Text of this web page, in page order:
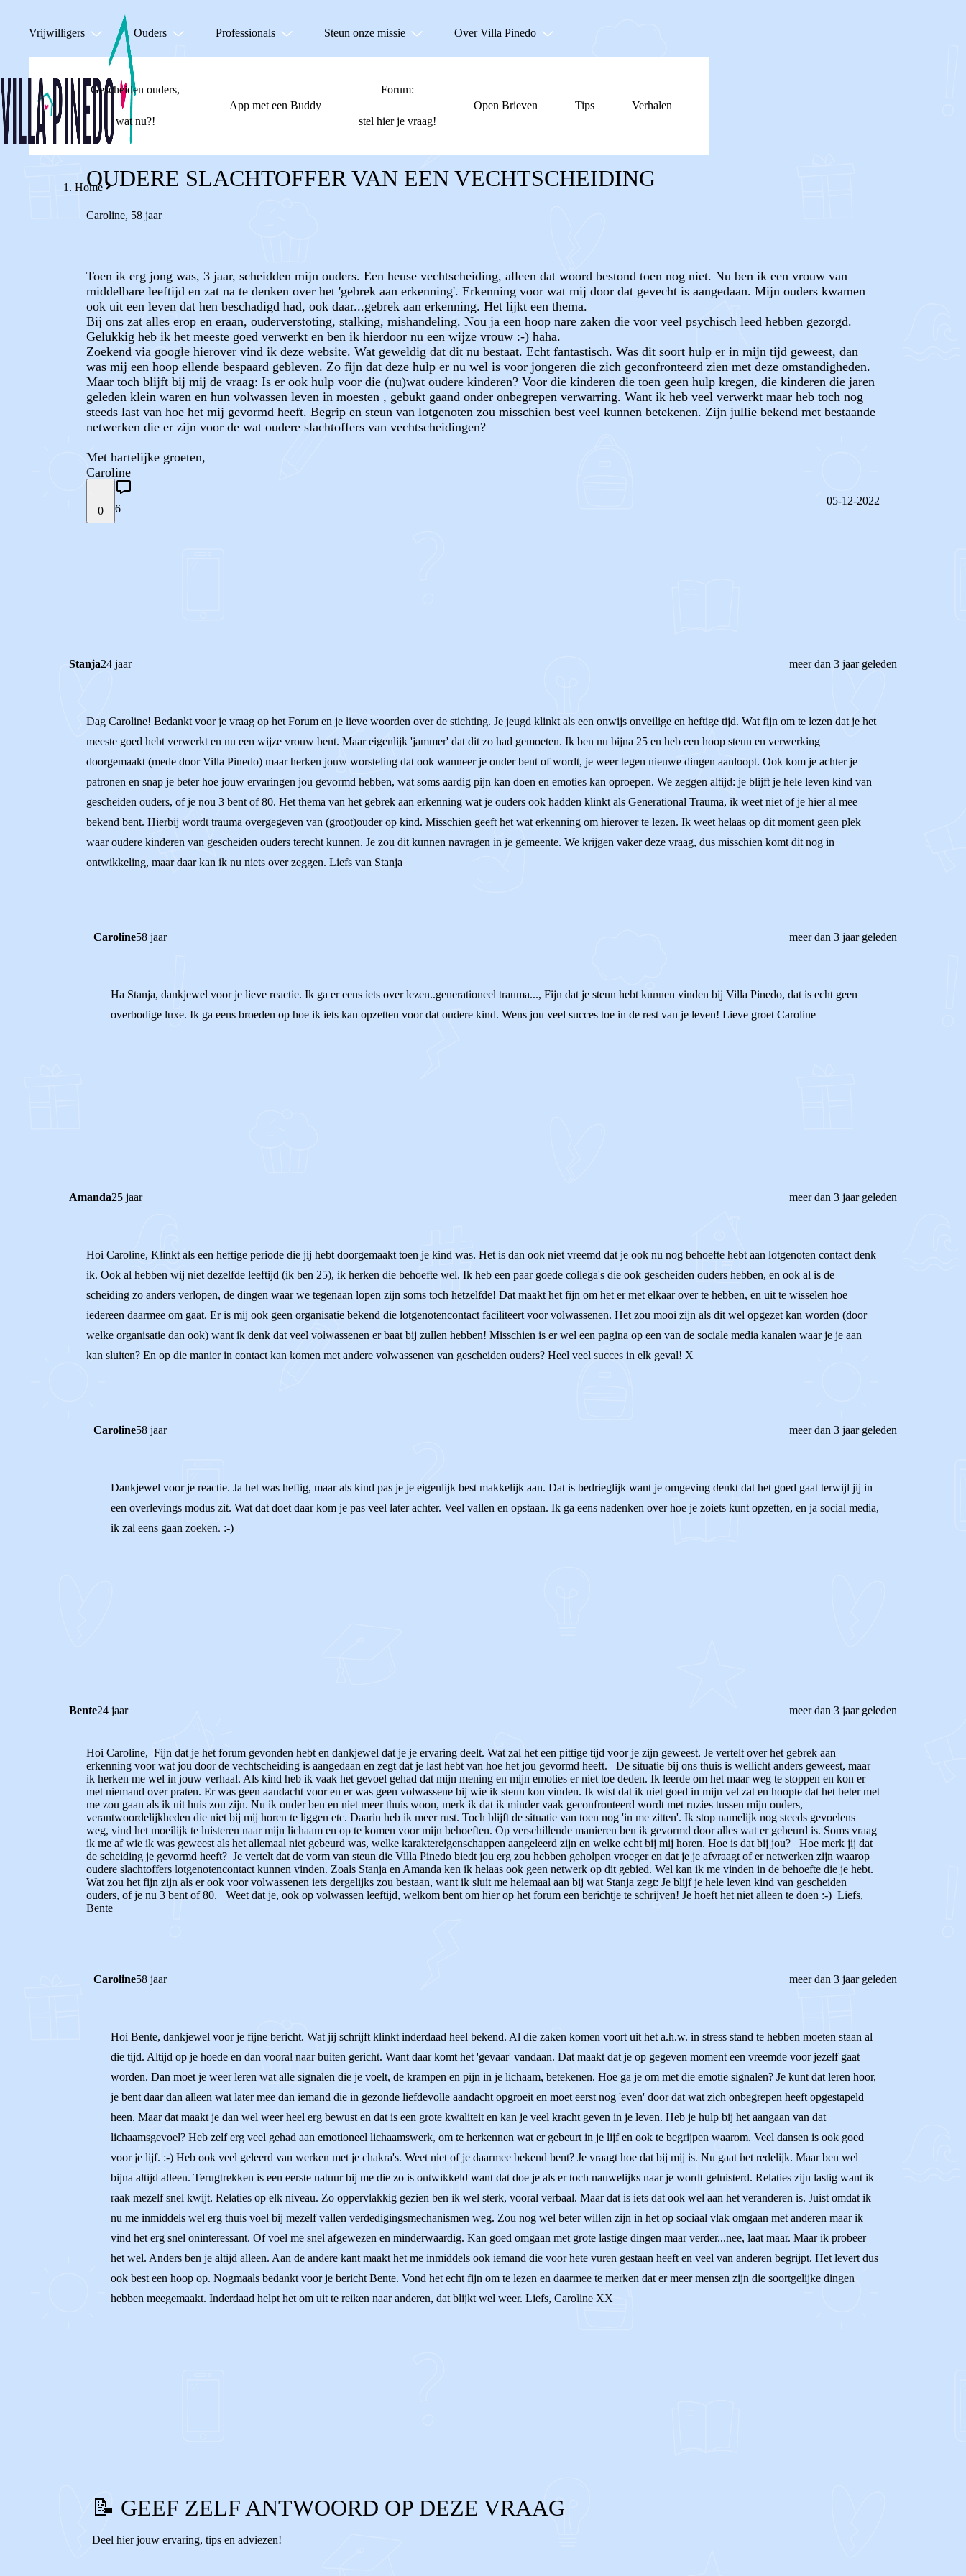
Vrijwilligers Ouders Professionals Steun onze missie Over Villa Pinedo
Gescheiden ouders,
wat nu?!
App met een Buddy
Forum:
stel hier je vraag!
Open Brieven Tips Verhalen
Home
OUDERE SLACHTOFFER VAN EEN VECHTSCHEIDING
Caroline, 58 jaar
Toen ik erg jong was, 3 jaar, scheidden mijn ouders. Een heuse vechtscheiding, alleen dat woord bestond toen nog niet. Nu ben ik een vrouw van
middelbare leeftijd en zat na te denken over het 'gebrek aan erkenning'. Erkenning voor wat mij door dat gevecht is aangedaan. Mijn ouders kwamen
ook uit een leven dat hen beschadigd had, ook daar...gebrek aan erkenning. Het lijkt een thema.
Bij ons zat alles erop en eraan, ouderverstoting, stalking, mishandeling. Nou ja een hoop nare zaken die voor veel psychisch leed hebben gezorgd.
Gelukkig heb ik het meeste goed verwerkt en ben ik hierdoor nu een wijze vrouw :-) haha.
Zoekend via google hierover vind ik deze website. Wat geweldig dat dit nu bestaat. Echt fantastisch. Was dit soort hulp er in mijn tijd geweest, dan
was mij een hoop ellende bespaard gebleven. Zo fijn dat deze hulp er nu wel is voor jongeren die zich geconfronteerd zien met deze omstandigheden.
Maar toch blijft bij mij de vraag: Is er ook hulp voor die (nu)wat oudere kinderen? Voor die kinderen die toen geen hulp kregen, die kinderen die jaren
geleden klein waren en hun volwassen leven in moesten , gebukt gaand onder onbegrepen verwarring. Want ik heb veel verwerkt maar heb toch nog
steeds last van hoe het mij gevormd heeft. Begrip en steun van lotgenoten zou misschien best veel kunnen betekenen. Zijn jullie bekend met bestaande
netwerken die er zijn voor de wat oudere slachtoffers van vechtscheidingen?
Met hartelijke groeten,
Caroline
0 6
05-12-2022
Stanja24 jaar meer dan 3 jaar geleden
Dag Caroline! Bedankt voor je vraag op het Forum en je lieve woorden over de stichting. Je jeugd klinkt als een onwijs onveilige en heftige tijd. Wat fijn om te lezen dat je het
meeste goed hebt verwerkt en nu een wijze vrouw bent. Maar eigenlijk 'jammer' dat dit zo had gemoeten. Ik ben nu bijna 25 en heb een hoop steun en verwerking
doorgemaakt (mede door Villa Pinedo) maar herken jouw worsteling dat ook wanneer je ouder bent of wordt, je weer tegen nieuwe dingen aanloopt. Ook kom je achter je
patronen en snap je beter hoe jouw ervaringen jou gevormd hebben, wat soms aardig pijn kan doen en emoties kan oproepen. We zeggen altijd: je blijft je hele leven kind van
gescheiden ouders, of je nou 3 bent of 80. Het thema van het gebrek aan erkenning wat je ouders ook hadden klinkt als Generational Trauma, ik weet niet of je hier al mee
bekend bent. Hierbij wordt trauma overgegeven van (groot)ouder op kind. Misschien geeft het wat erkenning om hierover te lezen. Ik weet helaas op dit moment geen plek
waar oudere kinderen van gescheiden ouders terecht kunnen. Je zou dit kunnen navragen in je gemeente. We krijgen vaker deze vraag, dus misschien komt dit nog in
ontwikkeling, maar daar kan ik nu niets over zeggen. Liefs van Stanja
Caroline58 jaar meer dan 3 jaar geleden
Ha Stanja, dankjewel voor je lieve reactie. Ik ga er eens iets over lezen..generationeel trauma..., Fijn dat je steun hebt kunnen vinden bij Villa Pinedo, dat is echt geen
overbodige luxe. Ik ga eens broeden op hoe ik iets kan opzetten voor dat oudere kind. Wens jou veel succes toe in de rest van je leven! Lieve groet Caroline
Amanda25 jaar meer dan 3 jaar geleden
Hoi Caroline, Klinkt als een heftige periode die jij hebt doorgemaakt toen je kind was. Het is dan ook niet vreemd dat je ook nu nog behoefte hebt aan lotgenoten contact denk
ik. Ook al hebben wij niet dezelfde leeftijd (ik ben 25), ik herken die behoefte wel. Ik heb een paar goede collega's die ook gescheiden ouders hebben, en ook al is de
scheiding zo anders verlopen, de dingen waar we tegenaan lopen zijn soms toch hetzelfde! Dat maakt het fijn om het er met elkaar over te hebben, en uit te wisselen hoe
iedereen daarmee om gaat. Er is mij ook geen organisatie bekend die lotgenotencontact faciliteert voor volwassenen. Het zou mooi zijn als dit wel opgezet kan worden (door
welke organisatie dan ook) want ik denk dat veel volwassenen er baat bij zullen hebben! Misschien is er wel een pagina op een van de sociale media kanalen waar je je aan
kan sluiten? En op die manier in contact kan komen met andere volwassenen van gescheiden ouders? Heel veel succes in elk geval! X
Caroline58 jaar meer dan 3 jaar geleden
Dankjewel voor je reactie. Ja het was heftig, maar als kind pas je je eigenlijk best makkelijk aan. Dat is bedrieglijk want je omgeving denkt dat het goed gaat terwijl jij in
een overlevings modus zit. Wat dat doet daar kom je pas veel later achter. Veel vallen en opstaan. Ik ga eens nadenken over hoe je zoiets kunt opzetten, en ja social media,
ik zal eens gaan zoeken. :-)
Bente24 jaar meer dan 3 jaar geleden
Hoi Caroline, Fijn dat je het forum gevonden hebt en dankjewel dat je je ervaring deelt. Wat zal het een pittige tijd voor je zijn geweest. Je vertelt over het gebrek aan
erkenning voor wat jou door de vechtscheiding is aangedaan en zegt dat je last hebt van hoe het jou gevormd heeft. De situatie bij ons thuis is wellicht anders geweest, maar
ik herken me wel in jouw verhaal. Als kind heb ik vaak het gevoel gehad dat mijn mening en mijn emoties er niet toe deden. Ik leerde om het maar weg te stoppen en kon er
met niemand over praten. Er was geen aandacht voor en er was geen volwassene bij wie ik steun kon vinden. Ik wist dat ik niet goed in mijn vel zat en hoopte dat het beter met
me zou gaan als ik uit huis zou zijn. Nu ik ouder ben en niet meer thuis woon, merk ik dat ik minder vaak geconfronteerd wordt met ruzies tussen mijn ouders,
verantwoordelijkheden die niet bij mij horen te liggen etc. Daarin heb ik meer rust. Toch blijft de situatie van toen nog 'in me zitten'. Ik stop namelijk nog steeds gevoelens
weg, vind het moeilijk te luisteren naar mijn lichaam en op te komen voor mijn behoeften. Op verschillende manieren ben ik gevormd door alles wat er gebeurd is. Soms vraag
ik me af wie ik was geweest als het allemaal niet gebeurd was, welke karaktereigenschappen aangeleerd zijn en welke echt bij mij horen. Hoe is dat bij jou? Hoe merk jij dat
de scheiding je gevormd heeft? Je vertelt dat de vorm van steun die Villa Pinedo biedt jou erg zou hebben geholpen vroeger en dat je je afvraagt of er netwerken zijn waarop
oudere slachtoffers lotgenotencontact kunnen vinden. Zoals Stanja en Amanda ken ik helaas ook geen netwerk op dit gebied. Wel kan ik me vinden in de behoefte die je hebt.
Wat zou het fijn zijn als er ook voor volwassenen iets dergelijks zou bestaan, want ik sluit me helemaal aan bij wat Stanja zegt: Je blijf je hele leven kind van gescheiden
ouders, of je nu 3 bent of 80. Weet dat je, ook op volwassen leeftijd, welkom bent om hier op het forum een berichtje te schrijven! Je hoeft het niet alleen te doen :-) Liefs,
Bente
Caroline58 jaar meer dan 3 jaar geleden
Hoi Bente, dankjewel voor je fijne bericht. Wat jij schrijft klinkt inderdaad heel bekend. Al die zaken komen voort uit het a.h.w. in stress stand te hebben moeten staan al
die tijd. Altijd op je hoede en dan vooral naar buiten gericht. Want daar komt het 'gevaar' vandaan. Dat maakt dat je op gegeven moment een vreemde voor jezelf gaat
worden. Dan moet je weer leren wat alle signalen die je voelt, de krampen en pijn in je lichaam, betekenen. Hoe ga je om met die emotie signalen? Je kunt dat leren hoor,
je bent daar dan alleen wat later mee dan iemand die in gezonde liefdevolle aandacht opgroeit en moet eerst nog 'even' door dat wat zich onbegrepen heeft opgestapeld
heen. Maar dat maakt je dan wel weer heel erg bewust en dat is een grote kwaliteit en kan je veel kracht geven in je leven. Heb je hulp bij het aangaan van dat
lichaamsgevoel? Heb zelf erg veel gehad aan emotioneel lichaamswerk, om te herkennen wat er gebeurt in je lijf en ook te begrijpen waarom. Veel dansen is ook goed
voor je lijf. :-) Heb ook veel geleerd van werken met je chakra's. Weet niet of je daarmee bekend bent? Je vraagt hoe dat bij mij is. Nu gaat het redelijk. Maar ben wel
bijna altijd alleen. Terugtrekken is een eerste natuur bij me die zo is ontwikkeld want dat doe je als er toch nauwelijks naar je wordt geluisterd. Relaties zijn lastig want ik
raak mezelf snel kwijt. Relaties op elk niveau. Zo oppervlakkig gezien ben ik wel sterk, vooral verbaal. Maar dat is iets dat ook wel aan het veranderen is. Juist omdat ik
nu me inmiddels wel erg thuis voel bij mezelf vallen verdedigingsmechanismen weg. Zou nog wel beter willen zijn in het op sociaal vlak omgaan met anderen maar ik
vind het erg snel oninteressant. Of voel me snel afgewezen en minderwaardig. Kan goed omgaan met grote lastige dingen maar verder...nee, laat maar. Maar ik probeer
het wel. Anders ben je altijd alleen. Aan de andere kant maakt het me inmiddels ook iemand die voor hete vuren gestaan heeft en veel van anderen begrijpt. Het levert dus
ook best een hoop op. Nogmaals bedankt voor je bericht Bente. Vond het echt fijn om te lezen en daarmee te merken dat er meer mensen zijn die soortgelijke dingen
hebben meegemaakt. Inderdaad helpt het om uit te reiken naar anderen, dat blijkt wel weer. Liefs, Caroline XX
📝 GEEF ZELF ANTWOORD OP DEZE VRAAG
Deel hier jouw ervaring, tips en adviezen!